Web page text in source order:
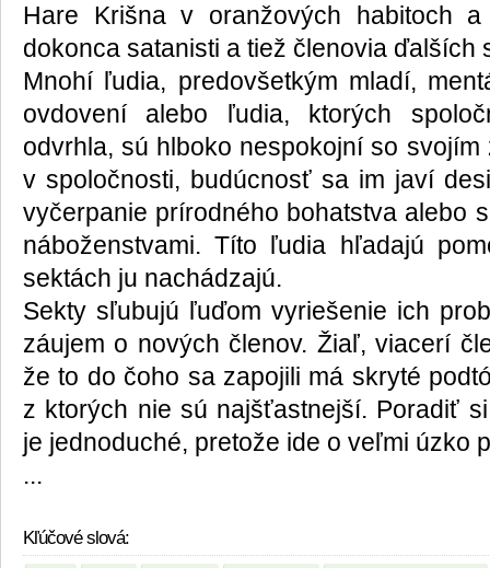
Hare Krišna v oranžových habitoch
dokonca satanisti a tiež členovia ďalších
Mnohí ľudia, predovšetkým mladí,
ovdovení alebo ľudia, ktorých
odvrhla, sú hlboko nespokojní so
v spoločnosti, budúcnosť sa im javí
vyčerpanie prírodného bohatstva alebo
náboženstvami. Títo ľudia hľadajú
sektách ju nachádzajú.
Sekty sľubujú ľuďom vyriešenie ich
záujem o nových členov. Žiaľ, viacerí
že to do čoho sa zapojili má skryté
z ktorých nie sú najšťastnejší. Poradiť
je jednoduché, pretože ide o veľmi úzko
...
Kľúčové slová: